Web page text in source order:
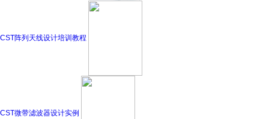
CST阵列天线设计培训教程
CST微带滤波器设计实例